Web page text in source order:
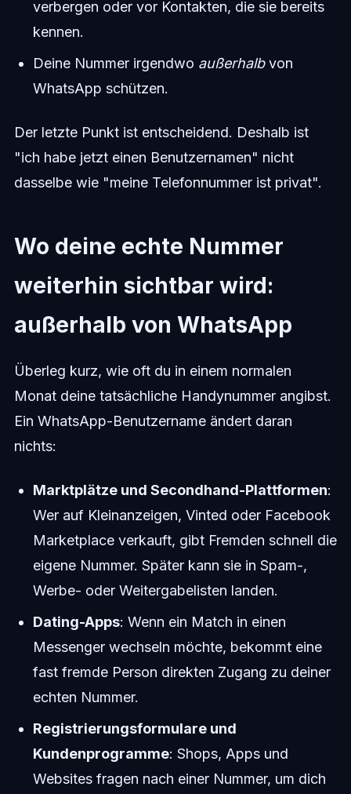
verbergen oder vor Kontakten, die sie bereits
kennen.
Deine Nummer irgendwo außerhalbvon
WhatsApp schützen.
Der letzte Punkt ist entscheidend. Deshalb ist
"ich habe jetzt einen Benutzernamen" nicht
dasselbe wie "meine Telefonnummer ist privat".
Wo deine echte Nummer
weiterhin sichtbar wird:
außerhalb von WhatsApp
Überleg kurz, wie oft du in einem normalen
Monat deine tatsächliche Handynummer angibst.
Ein WhatsApp-Benutzername ändert daran
nichts:
Marktplätze und Secondhand-Plattformen:
Wer auf Kleinanzeigen, Vinted oder Facebook
Marketplace verkauft, gibt Fremden schnell die
eigene Nummer. Später kann sie in Spam-,
Werbe- oder Weitergabelisten landen.
Dating-Apps: Wenn ein Match in einen
Messenger wechseln möchte, bekommt eine
fast fremde Person direkten Zugang zu deiner
echten Nummer.
Registrierungsformulare und
Kundenprogramme: Shops, Apps und
Websites fragen nach einer Nummer, um dich